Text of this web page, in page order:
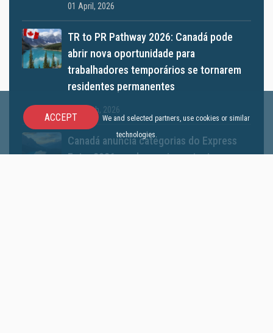
01 April, 2026
TR to PR Pathway 2026: Canadá pode
abrir nova oportunidade para
trabalhadores temporários se tornarem
residentes permanentes
08 March, 2026
Canadá anuncia categorias do Express
Entry 2026: mudanças importantes para
ACCEPT
We and selected partners, use cookies or similar
technologies.